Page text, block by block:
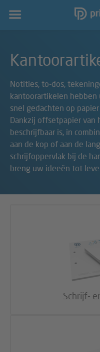
Hoofdnavigatie
Notities, to-dos,
kantoorartikelen
snel gedachten op
Dankzij offsetpapier
beschrijfbaar is, in
aan de kop of aan de
schrijfoppervlak bij de
breng uw ideeën tot
Schrijf-